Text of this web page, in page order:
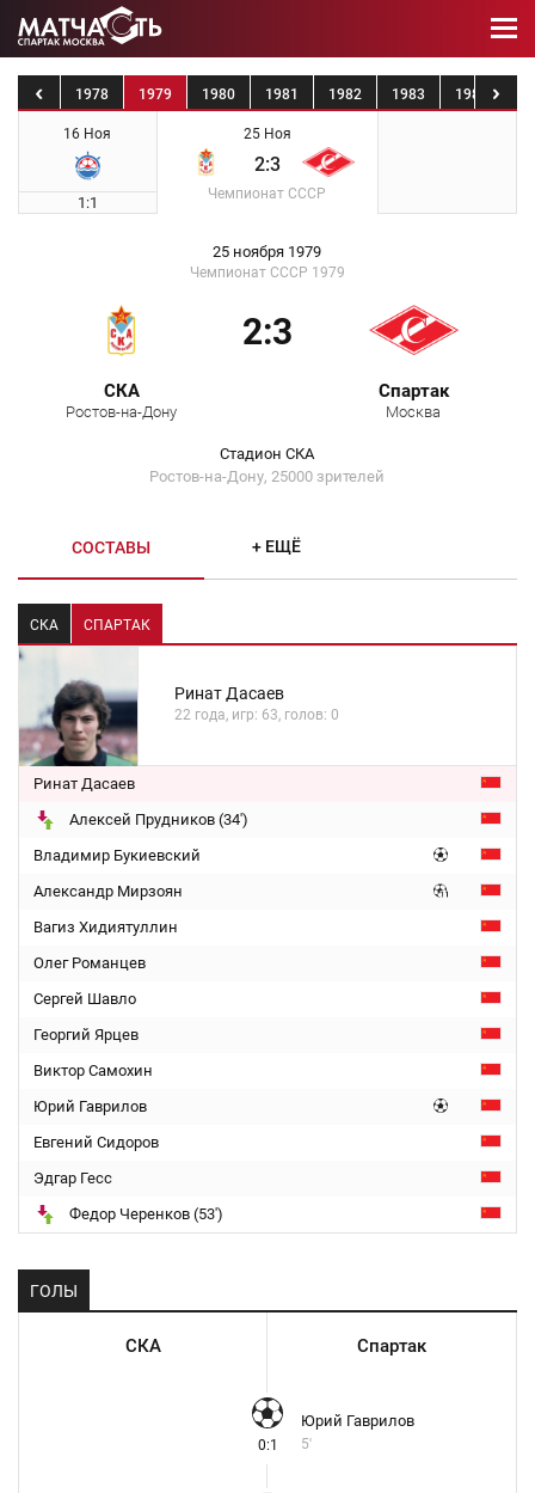
1977 1978 1979 1980 1981 1982 1983 1984
16 Ноя
1:1
25 Ноя
2:3
Чемпионат СССР
25 ноября 1979
Чемпионат СССР 1979
СКА
Ростов-на-Дону
2:3
Спартак
Москва
Стадион СКА
Ростов-на-Дону, 25000 зрителей
СОСТАВЫ + ЕЩЁ
СКА СПАРТАК
Ринат Дасаев
22 года, игр: 63, голов: 0
Ринат Дасаев
Алексей Прудников (34')
Владимир Букиевский
Александр Мирзоян
Вагиз Хидиятуллин
Олег Романцев
Сергей Шавло
Георгий Ярцев
Виктор Самохин
Юрий Гаврилов
Евгений Сидоров
Эдгар Гесс
Федор Черенков (53')
ГОЛЫ
СКА Спартак
0:1
Юрий Гаврилов
5'